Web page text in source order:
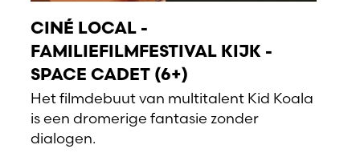
CINÉ LOCAL -
FAMILIEFILMFESTIVAL KIJK -
SPACE CADET (6+)
Het filmdebuut van multitalent Kid Koala
is een dromerige fantasie zonder
dialogen.